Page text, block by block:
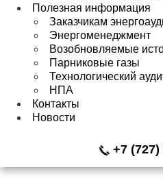
Полезная информация
Заказчикам
Энергоменеджмент
Возобновляемые
Парниковые газы
Технологический
НПА
Контакты
Новости
+7 (727)